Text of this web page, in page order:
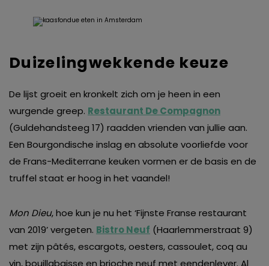
van derde partijen om gepersonaliseerde advertenties te
voorkeuren af te stemmen. Je kunt je voorkeuren
beheren via ‘Zelf instellen’. Klik je op ‘Accepteren en
doorgaan’ dan ga je akkoord met het gebruik van alle
cookies zoals omschreven in onzeCookieverklaring
Merci!
Duizelingwekkende keuze
De lijst groeit en kronkelt zich om je heen in een
wurgende greep. Restaurant De Compagnon
(Guldehandsteeg 17) raadden vrienden van jullie aan.
Een Bourgondische inslag en absolute voorliefde voor
de Frans-Mediterrane keuken vormen er de basis en de
truffel staat er hoog in het vaandel!
Mon Dieu, hoe kun je nu het ‘Fijnste Franse restaurant
van 2019’ vergeten. Bistro Neuf (Haarlemmerstraat 9)
met zijn pâtés, escargots, oesters, cassoulet, coq au
vin, bouillabaisse en brioche neuf met eendenlever. Al